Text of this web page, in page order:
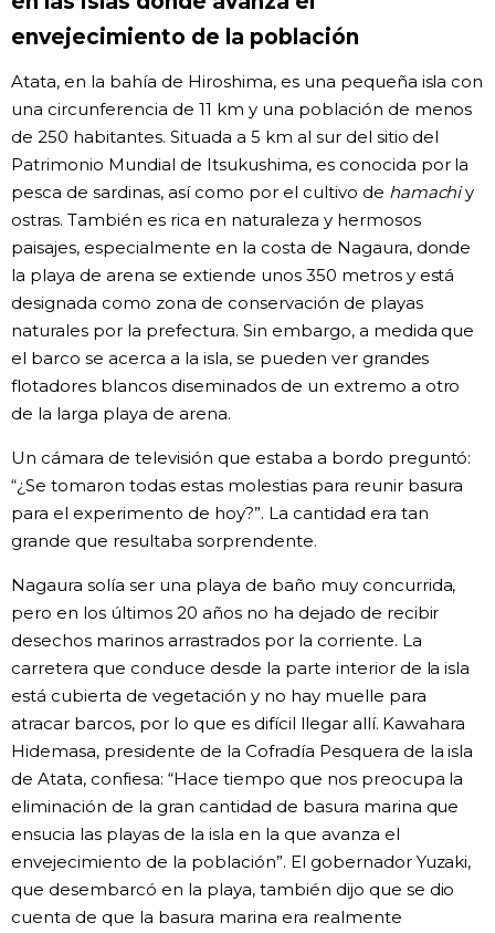
envejecimiento de la población
Atata, en la bahía de Hiroshima, es una pequeña isla con
una circunferencia de 11 km y una población de menos
de 250 habitantes. Situada a 5 km al sur del sitio del
Patrimonio Mundial de Itsukushima, es conocida por la
pesca de sardinas, así como por el cultivo de hamachiy
ostras. También es rica en naturaleza y hermosos
paisajes, especialmente en la costa de Nagaura, donde
la playa de arena se extiende unos 350 metros y está
designada como zona de conservación de playas
naturales por la prefectura. Sin embargo, a medida que
el barco se acerca a la isla, se pueden ver grandes
flotadores blancos diseminados de un extremo a otro
de la larga playa de arena.
Un cámara de televisión que estaba a bordo preguntó:
“¿Se tomaron todas estas molestias para reunir basura
para el experimento de hoy?”. La cantidad era tan
grande que resultaba sorprendente.
Nagaura solía ser una playa de baño muy concurrida,
pero en los últimos 20 años no ha dejado de recibir
desechos marinos arrastrados por la corriente. La
carretera que conduce desde la parte interior de la isla
está cubierta de vegetación y no hay muelle para
atracar barcos, por lo que es difícil llegar allí. Kawahara
Hidemasa, presidente de la Cofradía Pesquera de la isla
de Atata, confiesa: “Hace tiempo que nos preocupa la
eliminación de la gran cantidad de basura marina que
ensucia las playas de la isla en la que avanza el
envejecimiento de la población”. El gobernador Yuzaki,
que desembarcó en la playa, también dijo que se dio
cuenta de que la basura marina era realmente